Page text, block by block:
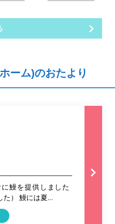
ーム)のおたより
鰻を提供しました
た） 鰻には夏...